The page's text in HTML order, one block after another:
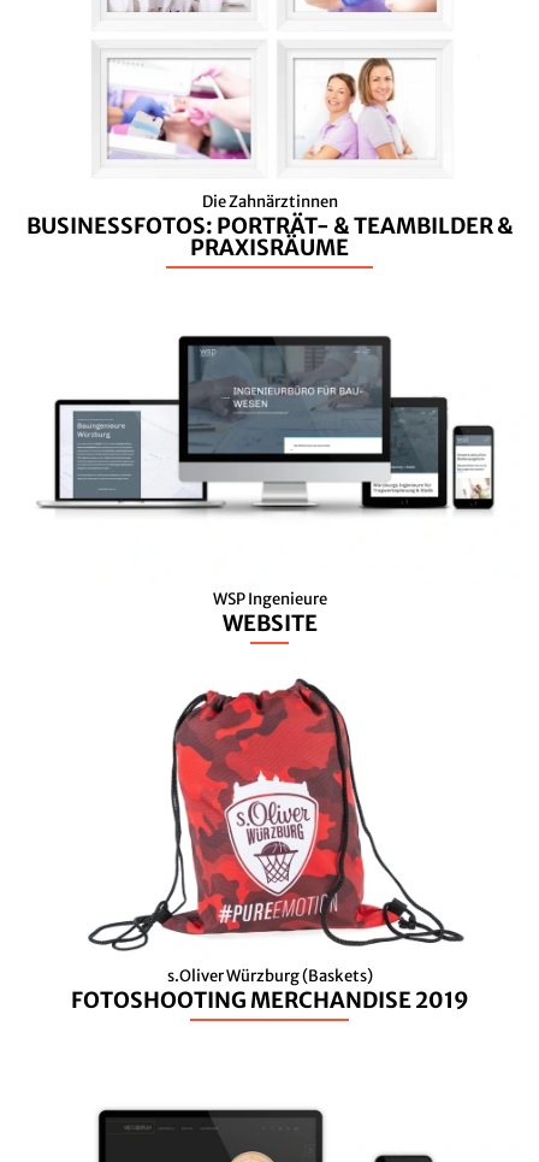
Die Zahnärztinnen
BUSINESSFOTOS: PORTRÄT- & TEAMBILDER &
PRAXISRÄUME
WSP Ingenieure
WEBSITE
s.Oliver Würzburg (Baskets)
FOTOSHOOTING MERCHANDISE 2019